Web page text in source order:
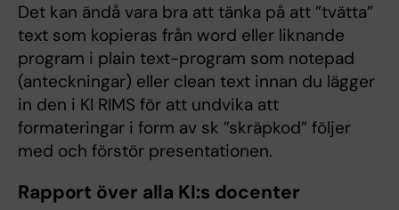
Det kan ändå vara bra att tänka på att ”tvätta”
text som kopieras från word eller liknande
program i plain text-program som notepad
(anteckningar) eller clean text innan du lägger
in den i KI RIMS för att undvika att
formateringar i form av sk ”skräpkod” följer
med och förstör presentationen.
Rapport över alla KI:s docenter